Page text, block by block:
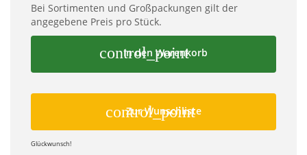
Bei Sortimenten und Großpackungen gilt der
angegebene Preis pro Stück.
control_point
In den Warenkorb
control_point
Zur Wunschliste
Glückwunsch!